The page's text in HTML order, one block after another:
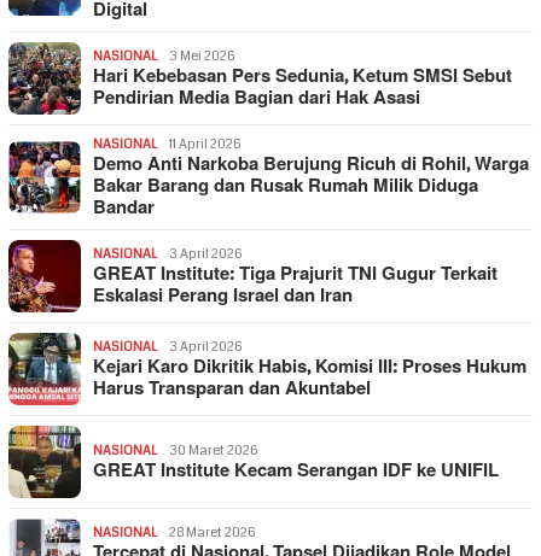
Digital
NASIONAL 3 Mei 2026
Hari Kebebasan Pers Sedunia, Ketum SMSI Sebut
Pendirian Media Bagian dari Hak Asasi
NASIONAL 11 April 2026
Demo Anti Narkoba Berujung Ricuh di Rohil, Warga
Bakar Barang dan Rusak Rumah Milik Diduga
Bandar
NASIONAL 3 April 2026
GREAT Institute: Tiga Prajurit TNI Gugur Terkait
Eskalasi Perang Israel dan Iran
NASIONAL 3 April 2026
Kejari Karo Dikritik Habis, Komisi III: Proses Hukum
Harus Transparan dan Akuntabel
NASIONAL 30 Maret 2026
GREAT Institute Kecam Serangan IDF ke UNIFIL
NASIONAL 28 Maret 2026